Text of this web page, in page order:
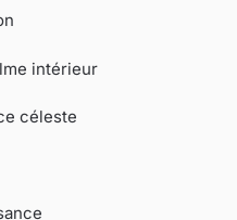
intérieur
céleste